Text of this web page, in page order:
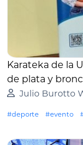
Karateka de la
de plata y
Julio Burotto
#deporte #evento